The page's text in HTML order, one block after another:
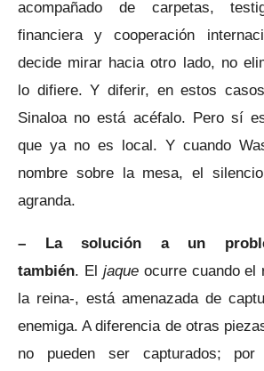
acompañado de carpetas,
financiera y cooperación
decide mirar hacia otro lado, no
lo difiere. Y diferir, en estos
Sinaloa no está acéfalo. Pero sí
que ya no es local. Y cuando
nombre sobre la mesa, el
agranda.
– La solución a un
también. El jaque ocurre cuando el
la reina-, está amenazada de
enemiga. A diferencia de otras
no pueden ser capturados;